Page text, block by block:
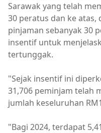
Sarawak yang telah
30 peratus dan ke atas,
pinjaman sebanyak 30
insentif untuk
tertunggak.
"Sejak insentif ini
31,706 peminjam telah
jumlah keseluruhan
"Bagi 2024, terdapat